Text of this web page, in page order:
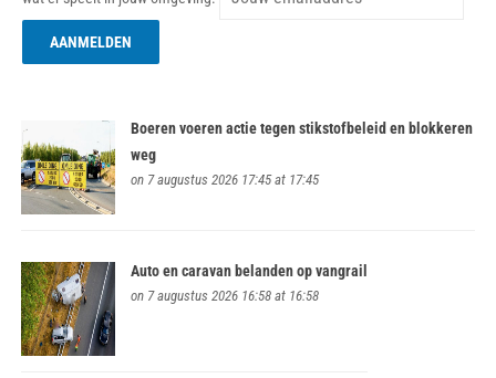
Boeren voeren actie tegen stikstofbeleid en blokkeren
weg
on 7 augustus 2026 17:45 at 17:45
Auto en caravan belanden op vangrail
on 7 augustus 2026 16:58 at 16:58